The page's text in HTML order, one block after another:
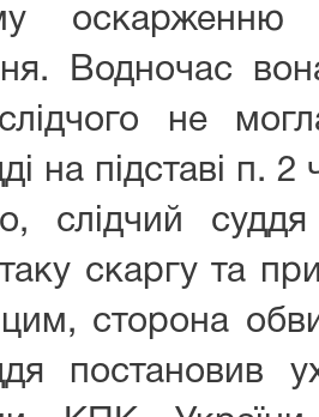
Водночас
не
на підставі п.
слідчий
скаргу та
сторона
постановив